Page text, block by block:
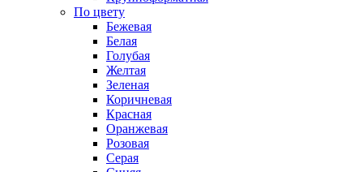
По цвету
Бежевая
Белая
Голубая
Желтая
Зеленая
Коричневая
Красная
Оранжевая
Розовая
Серая